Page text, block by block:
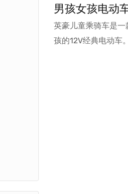
男孩女孩电动
英豪儿童乘骑车是
孩的12V经典电动车